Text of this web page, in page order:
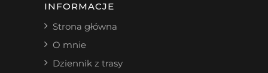
INFORMACJE
Strona główna
O mnie
Dziennik z trasy